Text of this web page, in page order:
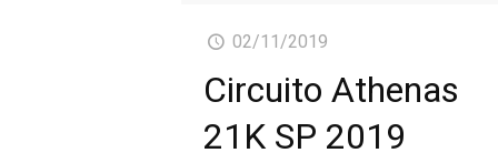
02/11/2019
Circuito Athenas
21K SP 2019